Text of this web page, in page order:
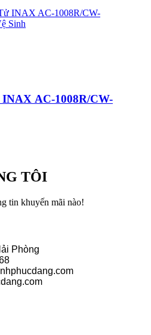
₫.
AC-1008R/CW-
₫.
TÔI
tin khuyến mãi nào!
Phòng